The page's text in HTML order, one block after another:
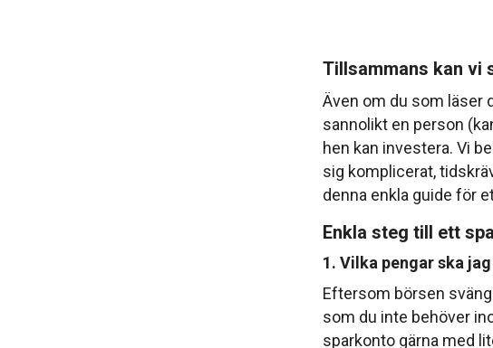
Tillsammans kan vi
Även om du som läser
sannolikt en person
hen kan investera. Vi
sig komplicerat,
denna enkla guide för
Enkla steg till ett
1. Vilka pengar ska
Eftersom börsen
som du inte behöver
sparkonto gärna med